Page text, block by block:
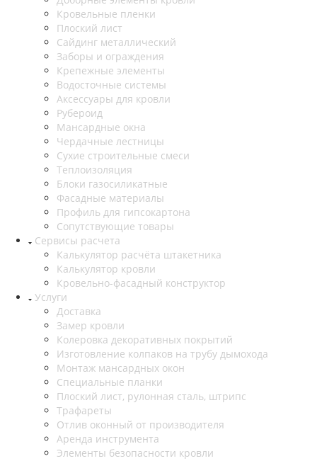
Кровельные пленки
Плоский лист
Сайдинг металлический
Заборы и ограждения
Крепежные элементы
Водосточные системы
Аксессуары для кровли
Рубероид
Мансардные окна
Чердачные лестницы
Сухие строительные смеси
Теплоизоляция
Блоки газосиликатные
Фасадные материалы
Профиль для гипсокартона
Сопутствующие товары
Сервисы расчета
Калькулятор расчёта штакетника
Калькулятор кровли
Кровельно-фасадный конструктор
Услуги
Доставка
Замер кровли
Колеровка декоративных покрытий
Изготовление колпаков на трубу дымохода
Монтаж мансардных окон
Специальные планки
Плоский лист, рулонная сталь, штрипс
Трафареты
Отлив оконный от производителя
Аренда инструмента
Элементы безопасности кровли